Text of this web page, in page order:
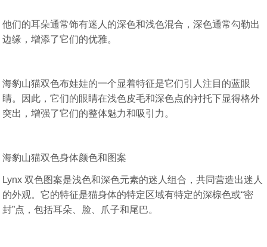
他们的耳朵通常饰有迷人的深色和浅色混合，深色通常勾勒出
边缘，增添了它们的优雅。
海豹山猫双色布娃娃的一个显着特征是它们引人注目的蓝眼
睛。因此，它们的眼睛在浅色皮毛和深色点的衬托下显得格外
突出，增强了它们的整体魅力和吸引力。
海豹山猫双色身体颜色和图案
Lynx 双色图案是浅色和深色元素的迷人组合，共同营造出迷人
的外观。它的特征是猫身体的特定区域有特定的深棕色或“密
封”点，包括耳朵、脸、爪子和尾巴。